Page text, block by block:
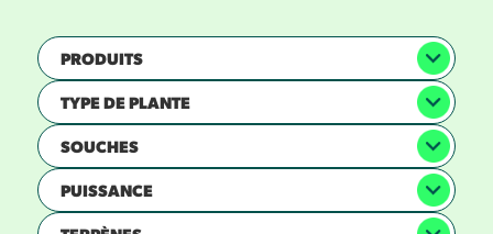
PRODUITS
TYPE DE PLANTE
SOUCHES
PUISSANCE